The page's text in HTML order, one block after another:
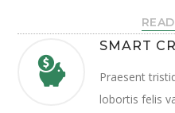
SMART
Praesent
lobortis felis